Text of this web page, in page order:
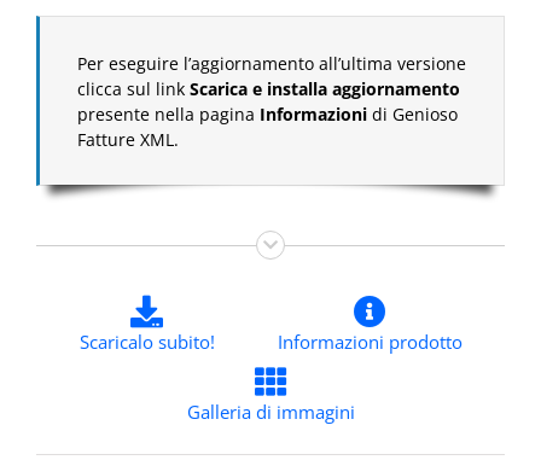
Per eseguire l’aggiornamento all’ultima versione
clicca sul link Scarica e installa aggiornamento
presente nella pagina Informazioni di Genioso
Fatture XML.
Scaricalo subito! Informazioni prodotto
Galleria di immagini